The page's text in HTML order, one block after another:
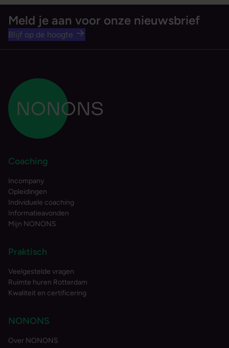
Meld je aan voor onze nieuwsbrief
Blijf op de hoogte
Coaching
Incompany
Opleidingen
Individuele coaching
Informatieavonden
Mijn NONONS
Praktisch
Veelgestelde vragen
Ruimte huren Rotterdam
Kwaliteit en certificering
NONONS
Over NONONS